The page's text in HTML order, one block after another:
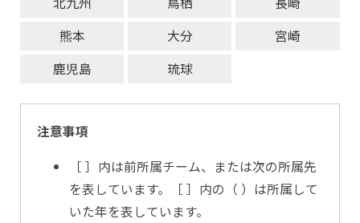
熊本
大分
宮崎
鹿児島
琉球
注意事項
［ ］内は前所属チーム、または次の所属先
を表しています。［ ］内の（ ）は所属して
いた年を表しています。